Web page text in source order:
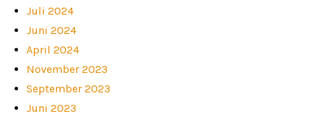
Juli 2024
Juni 2024
April 2024
November 2023
September 2023
Juni 2023